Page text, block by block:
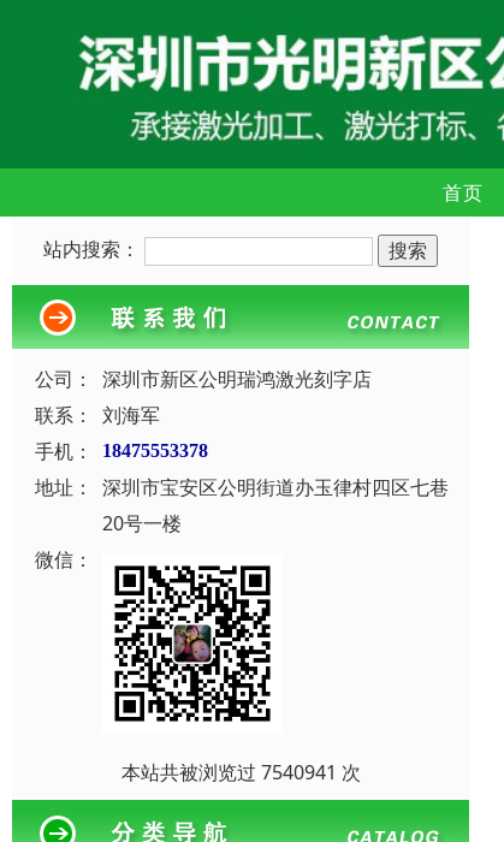
首页
站内搜索：
公司：
深圳市新区公明瑞鸿激光刻字店
联系：
刘海军
手机：
18475553378
地址：
深圳市宝安区公明街道办玉律村四区七巷
20号一楼
微信：
本站共被浏览过 7540941 次